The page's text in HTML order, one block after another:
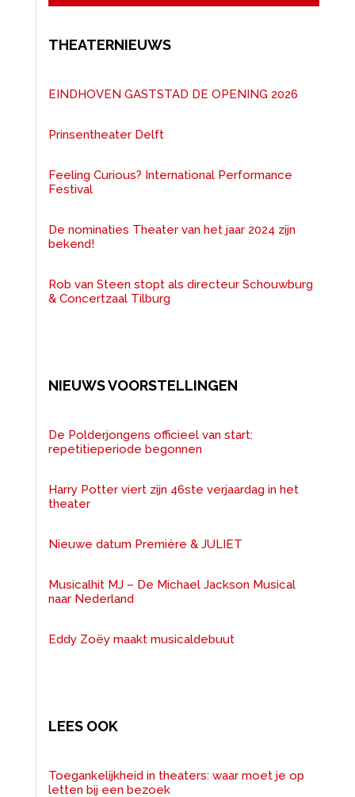
THEATERNIEUWS
EINDHOVEN GASTSTAD DE OPENING 2026
Prinsentheater Delft
Feeling Curious? International Performance
Festival
De nominaties Theater van het jaar 2024 zijn
bekend!
Rob van Steen stopt als directeur Schouwburg
& Concertzaal Tilburg
NIEUWS VOORSTELLINGEN
De Polderjongens officieel van start:
repetitieperiode begonnen
Harry Potter viert zijn 46ste verjaardag in het
theater
Nieuwe datum Première & JULIET
Musicalhit MJ – De Michael Jackson Musical
naar Nederland
Eddy Zoëy maakt musicaldebuut
LEES OOK
Toegankelijkheid in theaters: waar moet je op
letten bij een bezoek